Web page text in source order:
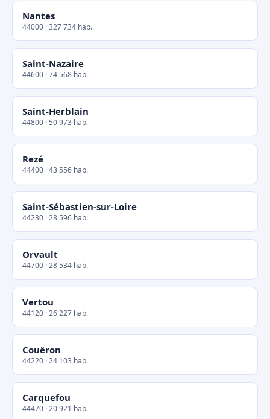
Nantes
44000 · 327 734 hab.
Saint-Nazaire
44600 · 74 568 hab.
Saint-Herblain
44800 · 50 973 hab.
Rezé
44400 · 43 556 hab.
Saint-Sébastien-sur-Loire
44230 · 28 596 hab.
Orvault
44700 · 28 534 hab.
Vertou
44120 · 26 227 hab.
Couëron
44220 · 24 103 hab.
Carquefou
44470 · 20 921 hab.